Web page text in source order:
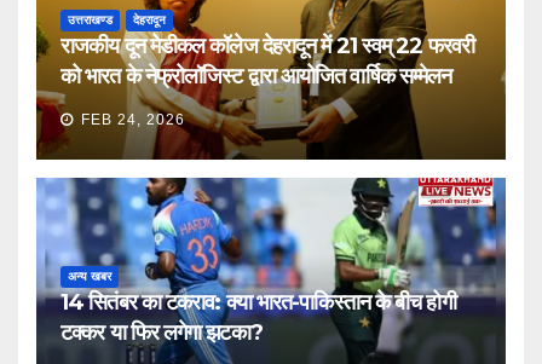
उत्तराखण्ड देहरादून
राजकीय दून मेडीकल कॉलेज देहरादून में 21 स्वम् 22 फरवरी
को भारत के नेफ्रोलॉजिस्ट द्वारा आयोजित वार्षिक सम्मेलन
FEB 24, 2026
अन्य खबर
14 सितंबर का टकराव: क्या भारत-पाकिस्तान के बीच होगी
टक्कर या फिर लगेगा झटका?